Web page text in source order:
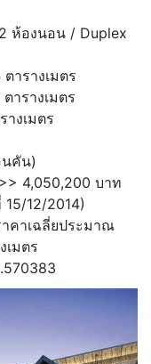
ห้องนอน / Duplex
ารางเมตร
ารางเมตร
างเมตร
คัน)
4,050,200 บาท
12/2014)
าคาเฉลี่ยประมาณ
เมตร